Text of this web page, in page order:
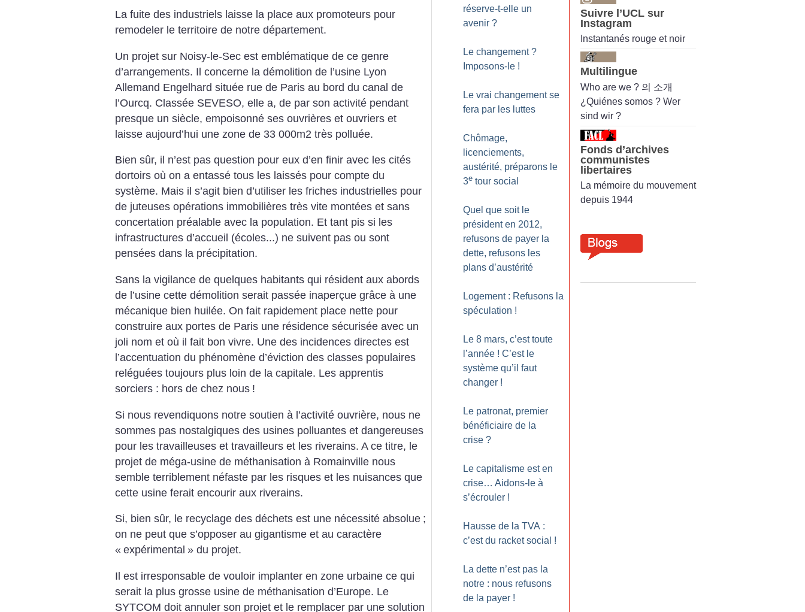
La fuite des industriels laisse la place aux promoteurs pour
remodeler le territoire de notre département.
Un projet sur Noisy-le-Sec est emblématique de ce genre
d’arrangements. Il concerne la démolition de l’usine Lyon
Allemand Engelhard située rue de Paris au bord du canal de
l’Ourcq. Classée SEVESO, elle a, de par son activité pendant
presque un siècle, empoisonné ses ouvrières et ouvriers et
laisse aujourd’hui une zone de 33 000m2 très polluée.
Bien sûr, il n’est pas question pour eux d’en finir avec les cités
dortoirs où on a entassé tous les laissés pour compte du
système. Mais il s’agit bien d’utiliser les friches industrielles pour
de juteuses opérations immobilières très vite montées et sans
concertation préalable avec la population. Et tant pis si les
infrastructures d’accueil (écoles...) ne suivent pas ou sont
pensées dans la précipitation.
Sans la vigilance de quelques habitants qui résident aux abords
de l’usine cette démolition serait passée inaperçue grâce à une
mécanique bien huilée. On fait rapidement place nette pour
construire aux portes de Paris une résidence sécurisée avec un
joli nom et où il fait bon vivre. Une des incidences directes est
l’accentuation du phénomène d’éviction des classes populaires
reléguées toujours plus loin de la capitale. Les apprentis
sorciers : hors de chez nous !
Si nous revendiquons notre soutien à l’activité ouvrière, nous ne
sommes pas nostalgiques des usines polluantes et dangereuses
pour les travailleuses et travailleurs et les riverains. A ce titre, le
projet de méga-usine de méthanisation à Romainville nous
semble terriblement néfaste par les risques et les nuisances que
cette usine ferait encourir aux riverains.
Si, bien sûr, le recyclage des déchets est une nécessité absolue ;
on ne peut que s’opposer au gigantisme et au caractère
« expérimental » du projet.
Il est irresponsable de vouloir implanter en zone urbaine ce qui
serait la plus grosse usine de méthanisation d’Europe. Le
SYTCOM doit annuler son projet et le remplacer par une solution
réserve-t-elle un
avenir ?
Le changement ?
Imposons-le !
Le vrai changement se
fera par les luttes
Chômage,
licenciements,
austérité, préparons le
3e tour social
Quel que soit le
président en 2012,
refusons de payer la
dette, refusons les
plans d’austérité
Logement : Refusons la
spéculation !
Le 8 mars, c’est toute
l’année ! C’est le
système qu’il faut
changer !
Le patronat, premier
bénéficiaire de la
crise ?
Le capitalisme est en
crise… Aidons-le à
s’écrouler !
Hausse de la TVA :
c’est du racket social !
La dette n’est pas la
notre : nous refusons
de la payer !
Suivre l’UCL sur
Instagram
Instantanés rouge et noir
Multilingue
Who are we ? 의 소개
¿Quiénes somos ? Wer
sind wir ?
Fonds d’archives
communistes
libertaires
La mémoire du mouvement
depuis 1944